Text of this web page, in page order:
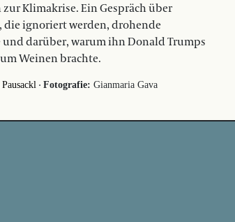
Klimakrise. Ein Gespräch über
die ignoriert werden, drohende
darüber, warum ihn Donald Trumps
Weinen brachte.
· Fotografie: Gianmaria Gava